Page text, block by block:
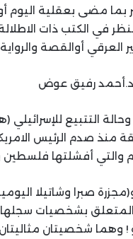
بما مضى بعقلية اليوم
في الكتب ذات
أوالقصة
د.أحمد رفيق عوض
التتبيع
صدم الرئيس
-المتعلق بشخصيات
! وهما شخصيتان